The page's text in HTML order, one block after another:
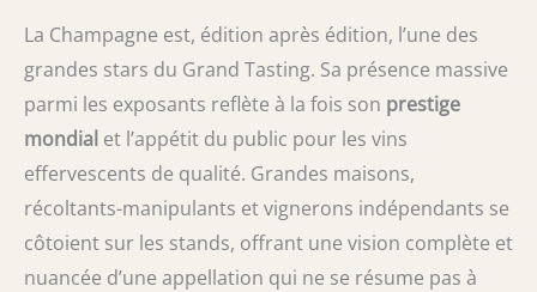
La Champagne est, édition après édition, l’une des
grandes stars du Grand Tasting. Sa présence massive
parmi les exposants reflète à la fois son prestige
mondial et l’appétit du public pour les vins
effervescents de qualité. Grandes maisons,
récoltants-manipulants et vignerons indépendants se
côtoient sur les stands, offrant une vision complète et
nuancée d’une appellation qui ne se résume pas à